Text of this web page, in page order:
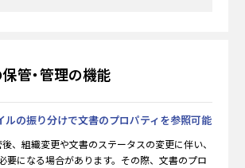
管・管理の機能
ルの振り分けで文書のプロパティを参照可能
、組織変更や文書のステータスの変更に伴い、
要になる場合があります。その際、文書のプロ